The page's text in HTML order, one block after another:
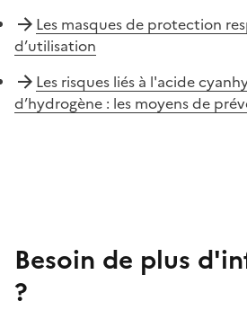
Les masques de protection
d’utilisation
Les risques liés à l'acide
d’hydrogène : les moyens de
Besoin de plus
?